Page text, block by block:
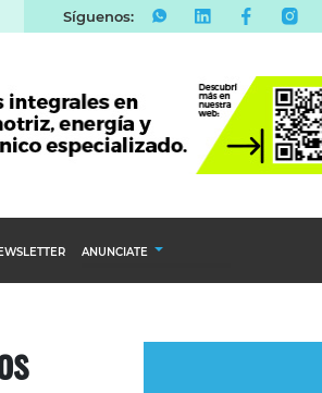
Síguenos:
ANUNCIATE
Email Marketing